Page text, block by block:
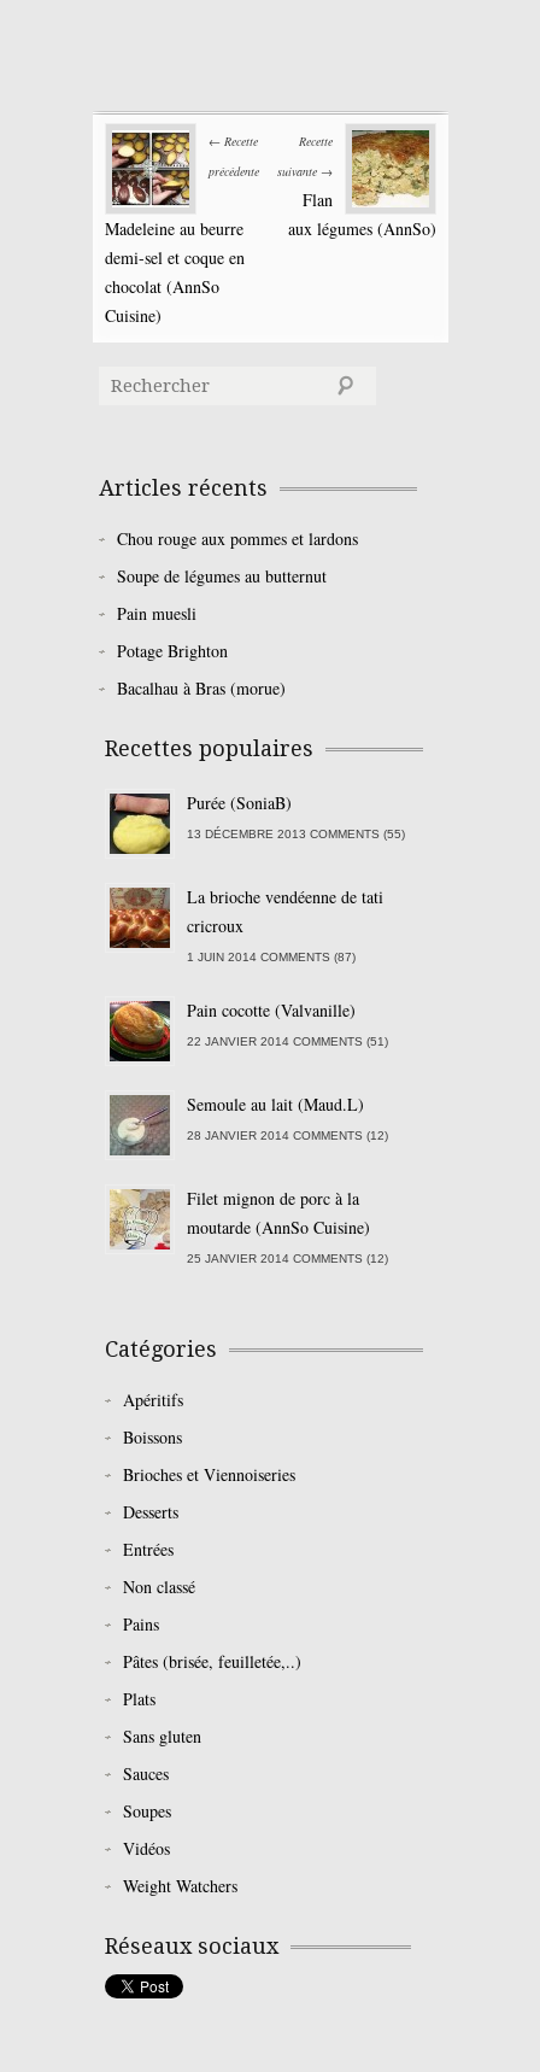
← Recette
précédente
Madeleine au beurre
demi-sel et coque en
chocolat (AnnSo
Cuisine)
Recette
suivante →
Flan
aux légumes (AnnSo)
Articles récents
Chou rouge aux pommes et lardons
Soupe de légumes au butternut
Pain muesli
Potage Brighton
Bacalhau à Bras (morue)
Recettes populaires
Purée (SoniaB)
13 DÉCEMBRE 2013 COMMENTS (55)
La brioche vendéenne de tati
cricroux
1 JUIN 2014 COMMENTS (87)
Pain cocotte (Valvanille)
22 JANVIER 2014 COMMENTS (51)
Semoule au lait (Maud.L)
28 JANVIER 2014 COMMENTS (12)
Filet mignon de porc à la
moutarde (AnnSo Cuisine)
25 JANVIER 2014 COMMENTS (12)
Catégories
Apéritifs
Boissons
Brioches et Viennoiseries
Desserts
Entrées
Non classé
Pains
Pâtes (brisée, feuilletée,..)
Plats
Sans gluten
Sauces
Soupes
Vidéos
Weight Watchers
Réseaux sociaux